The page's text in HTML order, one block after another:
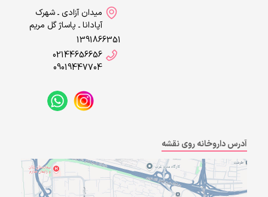
میدان آزادی ـ شهرک
آپادانا ـ پاساژ گل مریم
1391866351
02144656656
09019447704
آدرس داروخانه روی نقشه